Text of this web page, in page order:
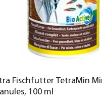
Fischfutter TetraMin
100 ml